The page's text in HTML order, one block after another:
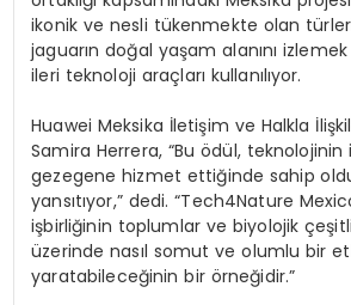
ikonik ve nesli tükenmekte olan
jaguarın doğal yaşam alanını
ileri teknoloji araçları kullanılıyor.
Huawei Meksika İletişim ve Halkla
Samira Herrera, “Bu ödül,
gezegene hizmet ettiğinde sahip
yansıtıyor,” dedi. “Tech4Nature
işbirliğinin toplumlar ve biyolojik
üzerinde nasıl somut ve olumlu bir
yaratabileceğinin bir örneğidir.”